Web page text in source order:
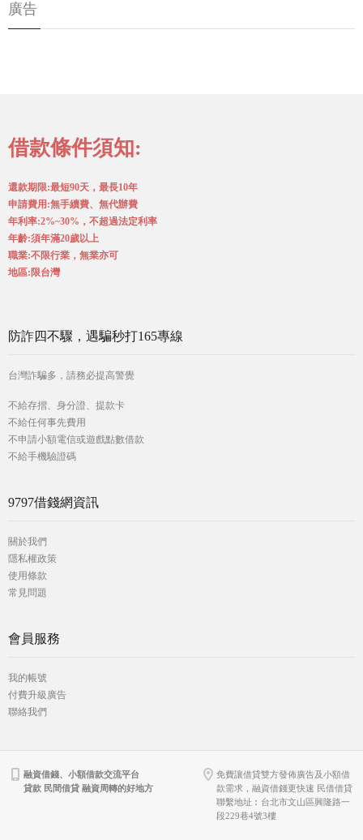
廣告
借款條件須知:
還款期限:最短90天，最長10年
申請費用:無手續費、無代辦費
年利率:2%~30%，不超過法定利率
年齡:須年滿20歲以上
職業:不限行業，無業亦可
地區:限台灣
防詐四不驟，遇騙秒打165專線
台灣詐騙多，請務必提高警覺
不給存摺、身分證、提款卡
不給任何事先費用
不申請小額電信或遊戲點數借款
不給手機驗證碼
9797借錢網資訊
關於我們
隱私權政策
使用條款
常見問題
會員服務
我的帳號
付費升級廣告
聯絡我們
融資借錢、小額借款交流平台
貸款 民間借貸 融資周轉的好地方
免費讓借貸雙方發佈廣告及小額借
款需求，融資借錢更快速 民借借貸
聯繫地址︰台北市文山區興隆路一
段229巷4號3樓